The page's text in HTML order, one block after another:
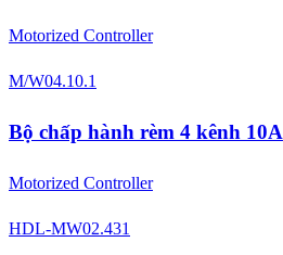
Motorized Controller
M/W04.10.1
Bộ chấp hành rèm 4 kênh 10A
Motorized Controller
HDL-MW02.431